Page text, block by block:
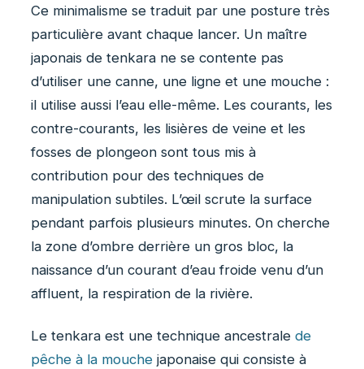
Ce minimalisme se traduit par une posture très
particulière avant chaque lancer. Un maître
japonais de tenkara ne se contente pas
d’utiliser une canne, une ligne et une mouche :
il utilise aussi l’eau elle-même. Les courants, les
contre-courants, les lisières de veine et les
fosses de plongeon sont tous mis à
contribution pour des techniques de
manipulation subtiles. L’œil scrute la surface
pendant parfois plusieurs minutes. On cherche
la zone d’ombre derrière un gros bloc, la
naissance d’un courant d’eau froide venu d’un
affluent, la respiration de la rivière.
Le tenkara est une technique ancestrale de
pêche à la mouche japonaise qui consiste à